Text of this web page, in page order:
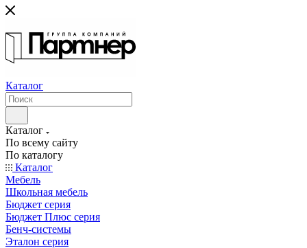
Каталог
Каталог
По всему сайту
По каталогу
Каталог
Мебель
Школьная мебель
Бюджет серия
Бюджет Плюс серия
Бенч-системы
Эталон серия